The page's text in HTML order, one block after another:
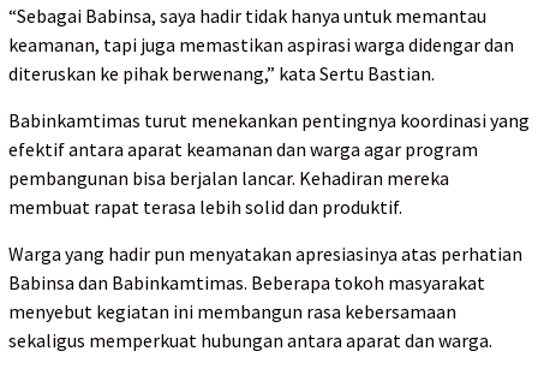
“Sebagai Babinsa, saya hadir tidak hanya untuk memantau
keamanan, tapi juga memastikan aspirasi warga didengar dan
diteruskan ke pihak berwenang,” kata Sertu Bastian.
Babinkamtimas turut menekankan pentingnya koordinasi yang
efektif antara aparat keamanan dan warga agar program
pembangunan bisa berjalan lancar. Kehadiran mereka
membuat rapat terasa lebih solid dan produktif.
Warga yang hadir pun menyatakan apresiasinya atas perhatian
Babinsa dan Babinkamtimas. Beberapa tokoh masyarakat
menyebut kegiatan ini membangun rasa kebersamaan
sekaligus memperkuat hubungan antara aparat dan warga.